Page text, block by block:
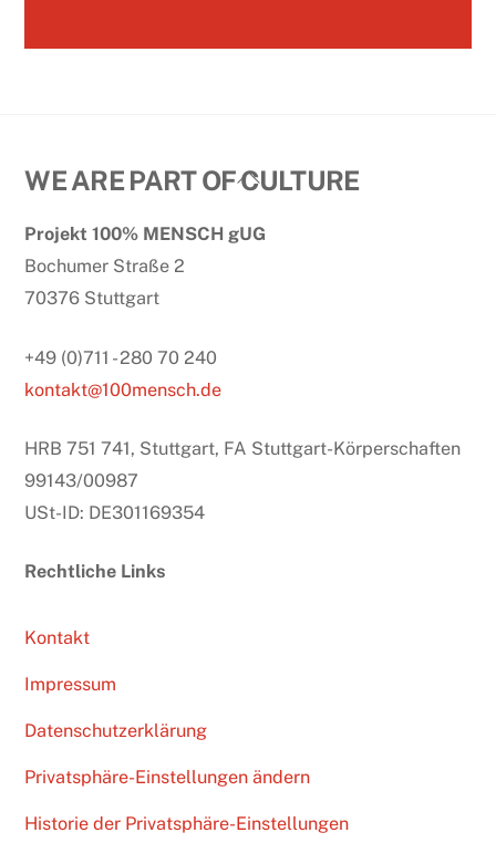
Back
Top
WE ARE PART OF CULTURE
Projekt 100% MENSCH gUG
Bochumer Straße 2
70376 Stuttgart
+49 (0)711 - 280 70 240
kontakt@100mensch.de
HRB 751 741, Stuttgart, FA Stuttgart-Körperschaften
99143/00987
USt-ID: DE301169354
Rechtliche Links
Kontakt
Impressum
Datenschutzerklärung
Privatsphäre-Einstellungen ändern
Historie der Privatsphäre-Einstellungen